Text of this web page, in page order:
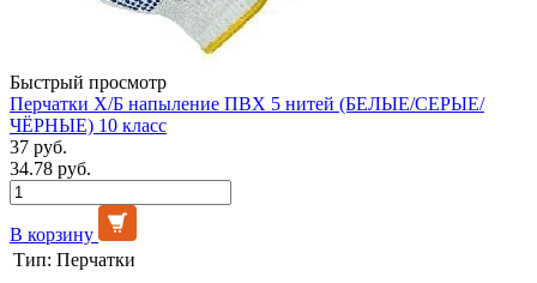
Быстрый просмотр
Перчатки Х/Б напыление ПВХ 5 нитей (БЕЛЫЕ/СЕРЫЕ/
ЧЁРНЫЕ) 10 класс
37 руб.
34.78 руб.
В корзину
Тип: Перчатки